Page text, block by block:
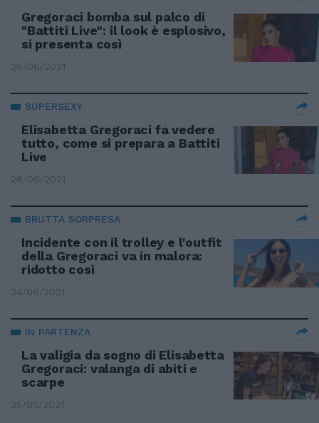
Gregoraci bomba sul palco di
"Battiti Live": il look è esplosivo,
si presenta così
26/06/2021
SUPERSEXY
Elisabetta Gregoraci fa vedere
tutto, come si prepara a Battiti
Live
26/06/2021
BRUTTA SORPRESA
Incidente con il trolley e l'outfit
della Gregoraci va in malora:
ridotto così
24/06/2021
IN PARTENZA
La valigia da sogno di Elisabetta
Gregoraci: valanga di abiti e
scarpe
25/05/2021